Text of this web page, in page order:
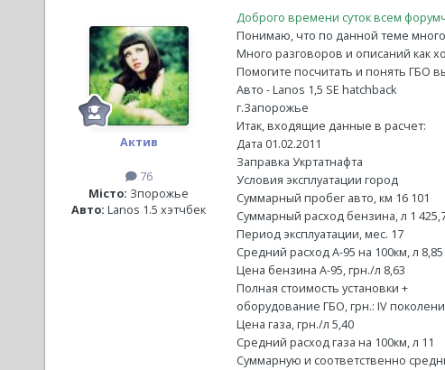
Актив
76
Місто: Зпорожье
Авто: Lanos 1.5 хэтчбек
Доброго времени суток всем
Понимаю, что по данной теме
Много разговоров и описаний как
Помогите посчитать и понять ГБО
Авто - Lanos 1,5 SE hatchback
г.Запорожье
Итак, входящие данные в расчет:
Дата 01.02.2011
Заправка Укртатнафта
Условия эксплуатации город
Суммарный пробег авто, км 16 101
Суммарный расход бензина, л 1
Период эксплуатации, мес. 17
Средний расход А-95 на 100км, л 8,85
Цена бензина А-95, грн./л 8,63
Полная стоимость установки +
оборудование ГБО, грн.: IV
Цена газа, грн./л 5,40
Средний расход газа на 100км, л 11
Суммарную и соответственно